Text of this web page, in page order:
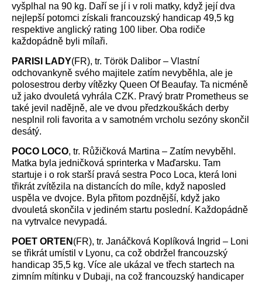
vyšplhal na 90 kg. Daří se jí i v roli matky, když její dva
nejlepší potomci získali francouzský handicap 49,5 kg
respektive anglický rating 100 liber. Oba rodiče
každopádně byli mílaři.
PARISI LADY(FR), tr. Török Dalibor – Vlastní
odchovankyně svého majitele zatím nevyběhla, ale je
polosestrou derby vítězky Queen Of Beaufay. Ta nicméně
už jako dvouletá vyhrála CZK. Pravý bratr Prometheus se
také jevil nadějně, ale ve dvou předzkouškách derby
nesplnil roli favorita a v samotném vrcholu sezóny skončil
desátý.
POCO LOCO, tr. Růžičková Martina – Zatím nevyběhl.
Matka byla jedničková sprinterka v Maďarsku. Tam
startuje i o rok starší pravá sestra Poco Loca, která loni
třikrát zvítězila na distancích do míle, když naposled
uspěla ve dvojce. Byla přitom pozdnější, když jako
dvouletá skončila v jediném startu poslední. Každopádně
na vytrvalce nevypadá.
POET ORTEN (FR), tr. Janáčková Koplíková Ingrid – Loni
se třikrát umístil v Lyonu, ca což obdržel francouzský
handicap 35,5 kg. Více ale ukázal ve třech startech na
zimním mítinku v Dubaji, na což francouzský handicaper